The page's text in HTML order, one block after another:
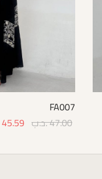
FA007
47.00.د.ب 45.59